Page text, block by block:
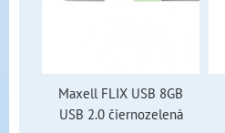
Maxell FLIX USB 8GB
USB 2.0 čiernozelená